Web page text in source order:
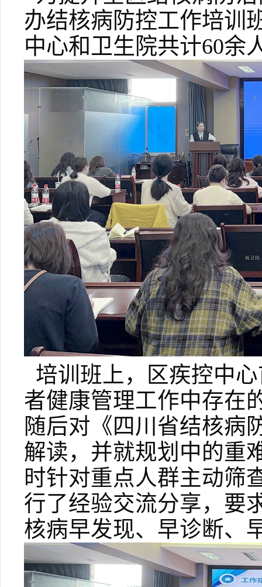
办结核病防控工作培训
中心和卫生院共计60余
培训班上，区疾控中
者健康管理工作中存在
随后对《四川省结核病
解读，并就规划中的重
时针对重点人群主动筛
行了经验交流分享，要
核病早发现、早诊断、